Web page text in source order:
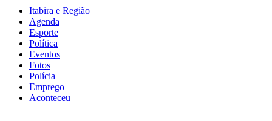
Itabira e Região
Agenda
Esporte
Política
Eventos
Fotos
Polícia
Emprego
Aconteceu